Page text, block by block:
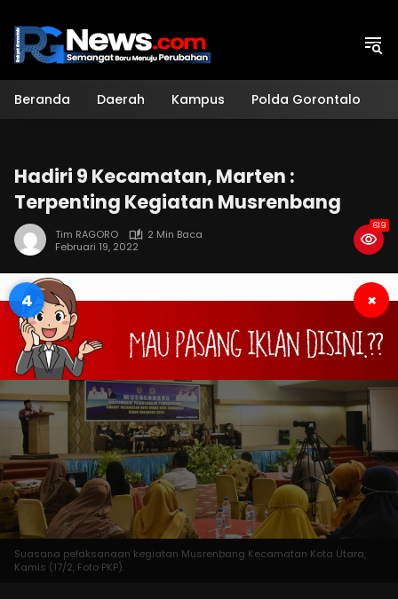
konten
Beranda Daerah Kampus Polda Gorontalo
Hadiri 9 Kecamatan, Marten :
Terpenting Kegiatan Musrenbang
Tim RAGORO
2 Min Baca
Februari 19, 2022
619
3 ×
Suasana pelaksanaan kegiatan Musrenbang Kecamatan Kota Utara,
Kamis (17/2, Foto PKP).